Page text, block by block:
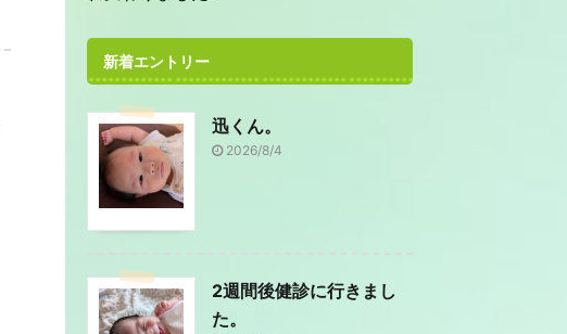
新着エントリー
迅くん。
2026/8/4
2週間後健診に行きまし
た。